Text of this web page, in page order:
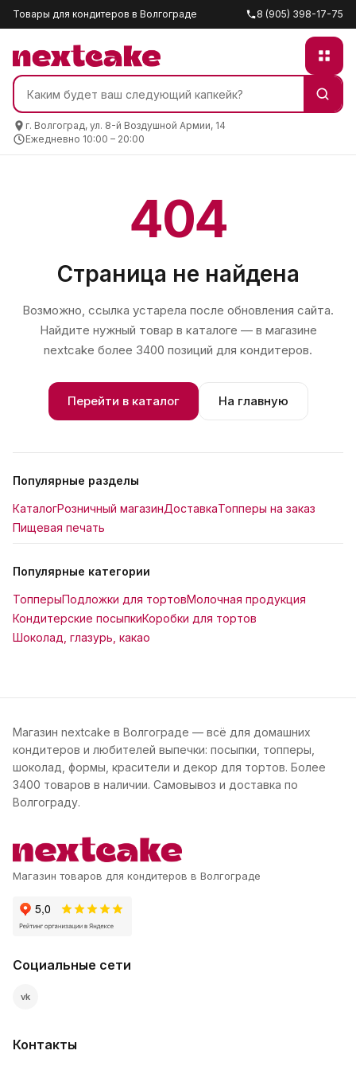
Товары для кондитеров в Волгограде 8 (905) 398-17-75
г. Волгоград, ул. 8-й Воздушной Армии, 14
Ежедневно 10:00 – 20:00
404
Страница не найдена
Возможно, ссылка устарела после обновления сайта.
Найдите нужный товар в каталоге — в магазине
nextcake более 3400 позиций для кондитеров.
Перейти в каталог На главную
Популярные разделы
КаталогРозничный магазинДоставкаТопперы на заказ
Пищевая печать
Популярные категории
ТопперыПодложки для тортовМолочная продукция
Кондитерские посыпкиКоробки для тортов
Шоколад, глазурь, какао
Магазин nextcake в Волгограде — всё для домашних
кондитеров и любителей выпечки: посыпки, топперы,
шоколад, формы, красители и декор для тортов. Более
3400 товаров в наличии. Самовывоз и доставка по
Волгограду.
Магазин товаров для кондитеров в Волгограде
Социальные сети
vk
Контакты